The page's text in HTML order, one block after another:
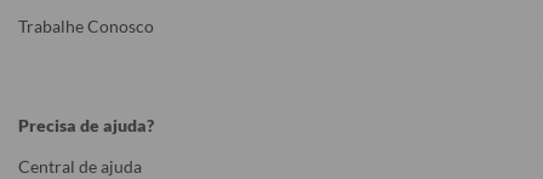
Trabalhe Conosco
Precisa de ajuda?
Central de ajuda